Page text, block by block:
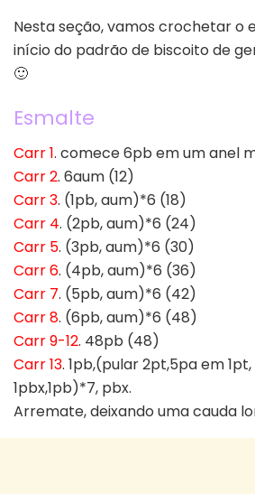
Nesta seção, vamos crochetar o
início do padrão de biscoito de
🙂
Esmalte
Carr 1. comece 6pb em um anel
Carr 2. 6aum (12)
Carr 3. (1pb, aum)*6 (18)
Carr 4. (2pb, aum)*6 (24)
Carr 5. (3pb, aum)*6 (30)
Carr 6. (4pb, aum)*6 (36)
Carr 7. (5pb, aum)*6 (42)
Carr 8. (6pb, aum)*6 (48)
Carr 9-12. 48pb (48)
Carr 13. 1pb,(pular 2pt,5pa em
1pbx,1pb)*7, pbx.
Arremate, deixando uma cauda